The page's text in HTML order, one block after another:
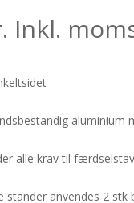
Inkl.
aluminium
alle krav til
stander anvendes 2